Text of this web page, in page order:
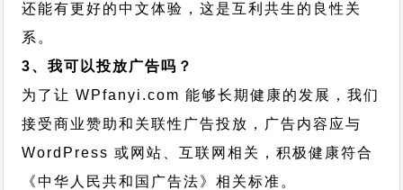
还能有更好的中文体验，这是互利共生的良性关
系。
3、我可以投放广告吗？
为了让 WPfanyi.com 能够长期健康的发展，我们
接受商业赞助和关联性广告投放，广告内容应与
WordPress 或网站、互联网相关，积极健康符合
《中华人民共和国广告法》相关标准。